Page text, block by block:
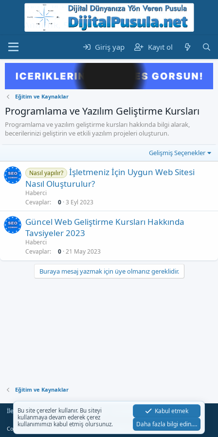
Giriş yap Kayıt ol
Eğitim ve Kaynaklar
Programlama ve Yazılım Geliştirme Kursları
Programlama ve yazılım geliştirme kursları hakkında bilgi alarak,
becerilerinizi geliştirin ve etkili yazılım projeleri oluşturun.
Gelişmiş Seçenekler
Nasıl yapılır?
İşletmeniz İçin Uygun Web Sitesi
Nasıl Oluşturulur?
Haberci
Cevaplar
0 3 Eyl 2023
Güncel Web Geliştirme Kursları Hakkında
Tavsiyeler 2023
Haberci
Cevaplar
0 21 May 2023
Buraya mesaj yazmak için üye olmanız gereklidir.
Eğitim ve Kaynaklar
İletişim Şartlar Gizlilik Yardım
R
S
S
Community platform by XenForo® © 2010-2023 XenForo Ltd.
Bu site çerezler kullanır. Bu siteyi
kullanmaya devam ederek çerez
kullanımımızı kabul etmiş olursunuz.
Kabul etmek
Daha fazla bilgi edin.…